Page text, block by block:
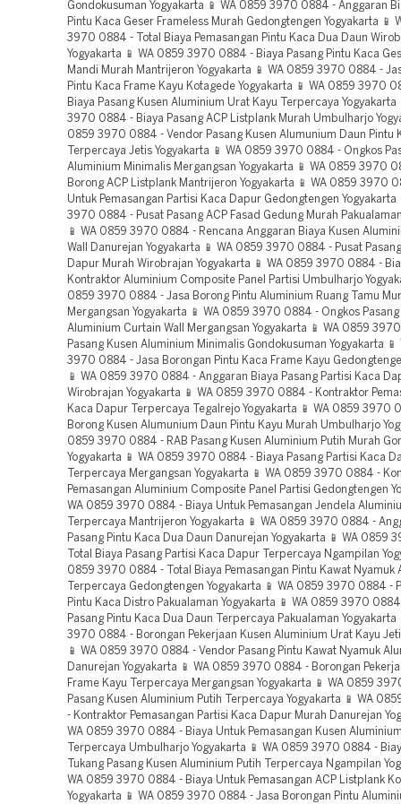
Gondokusuman Yogyakarta 📱 WA 0859 3970 0884 - Anggaran
Pintu Kaca Geser Frameless Murah Gedongtengen Yogyakarta 📱
3970 0884 - Total Biaya Pemasangan Pintu Kaca Dua Daun
Yogyakarta 📱 WA 0859 3970 0884 - Biaya Pasang Pintu Kaca
Mandi Murah Mantrijeron Yogyakarta 📱 WA 0859 3970 0884 -
Pintu Kaca Frame Kayu Kotagede Yogyakarta 📱 WA 0859 3970
Biaya Pasang Kusen Aluminium Urat Kayu Terpercaya Yogyakarta
3970 0884 - Biaya Pasang ACP Listplank Murah Umbulharjo
0859 3970 0884 - Vendor Pasang Kusen Alumunium Daun Pintu
Terpercaya Jetis Yogyakarta 📱 WA 0859 3970 0884 - Ongkos
Aluminium Minimalis Mergangsan Yogyakarta 📱 WA 0859 3970
Borong ACP Listplank Mantrijeron Yogyakarta 📱 WA 0859 3970
Untuk Pemasangan Partisi Kaca Dapur Gedongtengen Yogyakarta
3970 0884 - Pusat Pasang ACP Fasad Gedung Murah
📱 WA 0859 3970 0884 - Rencana Anggaran Biaya Kusen Aluminium Curtain Wall Danurejan Yogyakarta 📱 WA 0859 3970 0884 - Pusat Pasang Partisi Kaca Dapur Murah Wirobrajan Yogyakarta 📱 WA 0859 3970 0884 - Biaya Jasa Kontraktor Aluminium Composite Panel Partisi Umbulharjo Yogyakarta 📱 WA 0859 3970 0884 - Jasa Borong Pintu Aluminium Ruang Tamu Murah Mergangsan Yogyakarta 📱 WA 0859 3970 0884 - Ongkos Pasang Kusen Aluminium Curtain Wall Mergangsan Yogyakarta 📱 WA 0859 3970 0884 - Biaya Pasang Kusen Aluminium Minimalis Gondokusuman Yogyakarta 📱 WA 0859 3970 0884 - Jasa Borongan Pintu Kaca Frame Kayu Gedongtengen Yogyakarta 📱 WA 0859 3970 0884 - Anggaran Biaya Pasang Partisi Kaca Dapur Wirobrajan Yogyakarta 📱 WA 0859 3970 0884 - Kontraktor Pemasangan Partisi Kaca Dapur Terpercaya Tegalrejo Yogyakarta 📱 WA 0859 3970 0884 - Jasa Borong Kusen Alumunium Daun Pintu Kayu Murah Umbulharjo Yogyakarta 📱 WA 0859 3970 0884 - RAB Pasang Kusen Aluminium Putih Murah Gondokusuman Yogyakarta 📱 WA 0859 3970 0884 - Biaya Pasang Partisi Kaca Dapur Terpercaya Mergangsan Yogyakarta 📱 WA 0859 3970 0884 - Kontraktor Pemasangan Aluminium Composite Panel Partisi Gedongtengen Yogyakarta 📱 WA 0859 3970 0884 - Biaya Untuk Pemasangan Jendela Aluminium Sliding Terpercaya Mantrijeron Yogyakarta 📱 WA 0859 3970 0884 - Anggaran Biaya Pasang Pintu Kaca Dua Daun Danurejan Yogyakarta 📱 WA 0859 3970 0884 - Total Biaya Pasang Partisi Kaca Dapur Terpercaya Ngampilan Yogyakarta 📱 WA 0859 3970 0884 - Total Biaya Pemasangan Pintu Kawat Nyamuk Aluminium Terpercaya Gedongtengen Yogyakarta 📱 WA 0859 3970 0884 - Pusat Pasang Pintu Kaca Distro Pakualaman Yogyakarta 📱 WA 0859 3970 0884 - Vendor Pasang Pintu Kaca Dua Daun Terpercaya Pakualaman Yogyakarta 📱 WA 0859 3970 0884 - Borongan Pekerjaan Kusen Aluminium Urat Kayu Jetis Yogyakarta 📱 WA 0859 3970 0884 - Vendor Pasang Pintu Kawat Nyamuk Aluminium Danurejan Yogyakarta 📱 WA 0859 3970 0884 - Borongan Pekerjaan Pintu Kaca Frame Kayu Terpercaya Mergangsan Yogyakarta 📱 WA 0859 3970 0884 - Jasa Pasang Kusen Aluminium Putih Terpercaya Yogyakarta 📱 WA 0859 3970 0884 - Kontraktor Pemasangan Partisi Kaca Dapur Murah Danurejan Yogyakarta 📱 WA 0859 3970 0884 - Biaya Untuk Pemasangan Kusen Aluminium Pintu Kaca Terpercaya Umbulharjo Yogyakarta 📱 WA 0859 3970 0884 - Biaya Jasa Tukang Pasang Kusen Aluminium Putih Terpercaya Ngampilan Yogyakarta 📱 WA 0859 3970 0884 - Biaya Untuk Pemasangan ACP Listplank Kotagede Yogyakarta 📱 WA 0859 3970 0884 - Jasa Borongan Pintu Aluminium Ruko Terpercaya Mergangsan Yogyakarta 📱 WA 0859 3970 0884 - Jasa Borong ACP Fasad Gedung Terpercaya Mantrijeron Yogyakarta 📱 WA 0859 3970 0884 - Anggaran Biaya Pasang Pintu Aluminium Ruang Tamu Murah Yogyakarta 📱 WA 0859 3970 0884 - Biaya Yang Dikeluarkan Untuk Pemasangan ACP Listplank Gedongtengen Yogyakarta 📱 WA 0859 3970 0884 - Borongan Pekerjaan Kusen Aluminium Putih Terpercaya Ngampilan Yogyakarta 📱 WA 0859 3970 0884 - Rencana Anggaran Biaya Kusen Aluminium Pintu Kaca Murah Kraton Yogyakarta 📱 WA 0859 3970 0884 - Ongkos Pasang Kusen Aluminium Putih Mergangsan Yogyakarta 📱 WA 0859 3970 0884 - Rencana Anggaran Biaya Kusen Alumunium Daun Pintu Kayu Murah Jetis Yogyakarta 📱 WA 0859 3970 0884 - Ongkos Pasang Pintu Kaca Dua Daun Murah Gondokusuman Yogyakarta 📱 WA 0859 3970 0884 - RAB Pasang Pintu Kaca Geser Frameless Mergangsan Yogyakarta 📱 WA 0859 3970 0884 - Jasa Pasang ACP Fasad Gedung Terpercaya Gondokusuman Yogyakarta 📱 WA 0859 3970 0884 - Biaya Untuk Pemasangan Pintu Aluminium Ruko Ngampilan Yogyakarta 📱 WA 0859 3970 0884 - Total Biaya Pemasangan Kusen Aluminium Putih Terpercaya Jetis Yogyakarta 📱 WA 0859 3970 0884 - Biaya Pasang Kusen Aluminium Putih Kotagede Yogyakarta 📱 WA 0859 3970 0884 - Biaya Pasang ACP Fasad Gedung Murah Jetis Yogyakarta 📱 WA 0859 3970 0884 - Biaya Untuk Pemasangan Pintu Kaca Distro Terpercaya Umbulharjo Yogyakarta 📱 WA 0859 3970 0884 - Biaya Jasa Kusen Alumunium Daun Pintu Kayu Terpercaya Yogyakarta 📱 WA 0859 3970 0884 - Biaya Jasa Kontraktor Kusen Alumunium Daun Pintu Kayu Ngampilan Yogyakarta 📱 WA 0859 3970 0884 - Biaya Jasa Tukang Pasang Pintu Aluminium Ruko Terpercaya Kraton Yogyakarta 📱 WA 0859 3970 0884 - Biaya Yang Dikeluarkan Untuk Pemasangan Kusen Aluminium Murah Kraton Yogyakarta 📱 WA 0859 3970 0884 - Pusat Pasang Pintu Aluminium Ruko Terpercaya Ngampilan Yogyakarta 📱 WA 0859 3970 0884 - Biaya Jasa Pintu Kaca Distro Terpercaya Gondokusuman Yogyakarta 📱 WA 0859 3970 0884 - RAB Pasang ACP Fasad Gedung Murah Gedongtengen Yogyakarta 📱 WA 0859 3970 0884 - Jasa Borong Pintu Kaca Geser Kamar Mandi Terpercaya Kotagede Yogyakarta 📱 WA 0859 3970 0884 - Biaya Yang Dikeluarkan Untuk Pemasangan Pintu Kaca Geser Frameless Murah Kraton Yogyakarta 📱 WA 0859 3970 0884 - Biaya Pasang Pintu Kaca Frame Kayu Murah Umbulharjo Yogyakarta 📱 WA 0859 3970 0884 - Pusat Pasang Pintu Kaca Frame Kayu Terpercaya Kraton Yogyakarta 📱 WA 0859 3970 0884 - Pusat Pasang Pintu Kaca Distro Murah Umbulharjo Yogyakarta 📱 WA 0859 3970 0884 - Ongkos Pasang Pintu Aluminium Ruko Pakualaman Yogyakarta 📱 WA 0859 3970 0884 - RAB Pasang Kusen Aluminium Murah Gondokusuman Yogyakarta 📱 WA 0859 3970 0884 - Biaya Jasa Jendela Aluminium Sliding Kraton Yogyakarta 📱 WA 0859 3970 0884 - Borongan Pekerjaan Pintu Kawat Nyamuk Aluminium Terpercaya Yogyakarta 📱 WA 0859 3970 0884 - Vendor Pasang Pintu Aluminium Ruko Terpercaya Jetis Yogyakarta 📱 WA 0859 3970 0884 - Vendor Pasang Pintu Kawat Nyamuk Aluminium Murah Danurejan Yogyakarta 📱 WA 0859 3970 0884 - Jasa Borongan Aluminium Composite Panel Partisi Murah Kraton Yogyakarta 📱 WA 0859 3970 0884 - Jasa Borong Pintu Kaca Distro Terpercaya Gondokusuman Yogyakarta 📱 WA 0859 3970 0884 - Jasa Pasang ACP Listplank Murah Umbulharjo Yogyakarta 📱 WA 0859 3970 0884 - Jasa Borong Kusen Aluminium Curtain Wall Ngampilan Yogyakarta 📱 WA 0859 3970 0884 - Biaya Untuk Pemasangan Pintu Kaca Geser Kamar Mandi Murah Kotagede Yogyakarta 📱 WA 0859 3970 0884 - Rencana Anggaran Biaya Partisi Kaca Dapur Murah Kraton Yogyakarta 📱 WA 0859 3970 0884 - Biaya Jasa Pintu Aluminium Ruko Terpercaya Wirobrajan Yogyakarta 📱 WA 0859 3970 0884 - RAB Pasang ACP Fasad Gedung Kotagede Yogyakarta 📱 WA 0859 3970 0884 - Anggaran Biaya Pasang Kusen Aluminium Murah Umbulharjo Yogyakarta 📱 WA 0859 3970 0884 - Kontraktor Pemasangan Pintu Kaca Geser Kamar Mandi Terpercaya Tegalrejo Yogyakarta 📱 WA 0859 3970 0884 - Biaya Untuk Pemasangan Jendela Aluminium Sliding Pakualaman Yogyakarta 📱 WA 0859 3970 0884 - Total Biaya Pasang Pintu Kaca Geser Frameless Murah Gedongtengen Yogyakarta 📱 WA 0859 3970 0884 - Pusat Pasang ACP Fasad Gedung Terpercaya Kotagede Yogyakarta 📱 WA 0859 3970 0884 - Borongan Pekerjaan Jendela Aluminium Sliding Terpercaya Gondokusuman Yogyakarta 📱 WA 0859 3970 0884 - Biaya Pasang Pintu Kaca Geser Kamar Mandi Terpercaya Danurejan Yogyakarta 📱 WA 0859 3970 0884 - Ongkos Pasang Pintu Kaca Frame Kayu Murah Kotagede Yogyakarta 📱 WA 0859 3970 0884 - Jasa Borongan Aluminium Composite Panel Partisi Terpercaya Danurejan Yogyakarta 📱 WA 0859 3970 0884 - Biaya Jasa Kontraktor Pintu Kaca Distro Terpercaya Ngampilan Yogyakarta 📱 WA 0859 3970 0884 - Vendor Pasang Pintu Kaca Frame Kayu Terpercaya Pakualaman Yogyakarta 📱 WA 0859 3970 0884 - Total Biaya Pemasangan Kusen Aluminium Curtain Wall Murah Danurejan Yogyakarta 📱 WA 0859 3970 0884 - Jasa Pasang Kusen Aluminium Urat Kayu Ngampilan Yogyakarta 📱 WA 0859 3970 0884 - Biaya Untuk Pemasangan Kusen Aluminium Murah Kraton Yogyakarta 📱 WA 0859 3970 0884 - Biaya Pasang Kusen Aluminium Terpercaya Kraton Yogyakarta 📱 WA 0859 3970 0884 - Rencana Anggaran Biaya ACP Listplank Pakualaman Yogyakarta 📱 WA 0859 3970 0884 - Biaya Jasa Jendela Aluminium Sliding Terpercaya Kraton Yogyakarta 📱 WA 0859 3970 0884 - Biaya Yang Dikeluarkan Untuk Pemasangan Pintu Aluminium Ruang Tamu Murah Mantrijeron Yogyakarta 📱 WA 0859 3970 0884 - Kontraktor Pemasangan Kusen Aluminium Minimalis Gondokusuman Yogyakarta 📱 WA 0859 3970 0884 - Rencana Anggaran Biaya Kusen Aluminium Urat Kayu Mergangsan Yogyakarta 📱 WA 0859 3970 0884 - Jasa Pasang Kusen Aluminium Curtain Wall Murah Jetis Yogyakarta 📱 WA 0859 3970 0884 - RAB Pasang Pintu Aluminium Ruko Murah Mergangsan Yogyakarta 📱 WA 0859 3970 0884 - Total Biaya Pemasangan Pintu Kaca Dua Daun Terpercaya Jetis Yogyakarta 📱 WA 0859 3970 0884 - Biaya Jasa Tukang Pasang Kusen Aluminium Minimalis Murah Gondokusuman Yogyakarta 📱 WA 0859 3970 0884 -